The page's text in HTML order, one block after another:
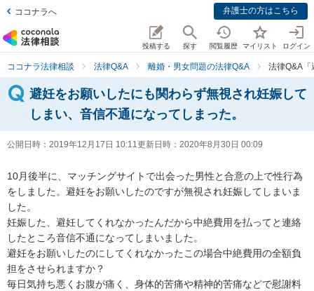
ココナラへ 弁護士の方はこちら
投稿する 探す 閲覧履歴 マイリスト ログイン
ココナラ法律相談 法律Q&A 離婚・男女問題の法律Q&A 法律Q&A
避妊をお願いしたにも関わらず無視され妊娠して
しまい、音信不通になってしまった。
公開日時： 2019年12月17日 10:11更新日時： 2020年8月30日 00:09
10月後半に、マッチングサイトで出会った男性と合意の上で性行為
をしました。避妊をお願いしたのですが無視され妊娠してしまいま
した。
妊娠した、避妊してくれなかったんだから中絶費用を払ってと連絡
したところ音信不通になってしまいました。
避妊をお願いしたのにしてくれなかったこの場合中絶費用の全額負
担をさせられますか？
毎日気持ち悪くお腹が痛く、身体的苦痛や精神的苦痛などで慰謝料